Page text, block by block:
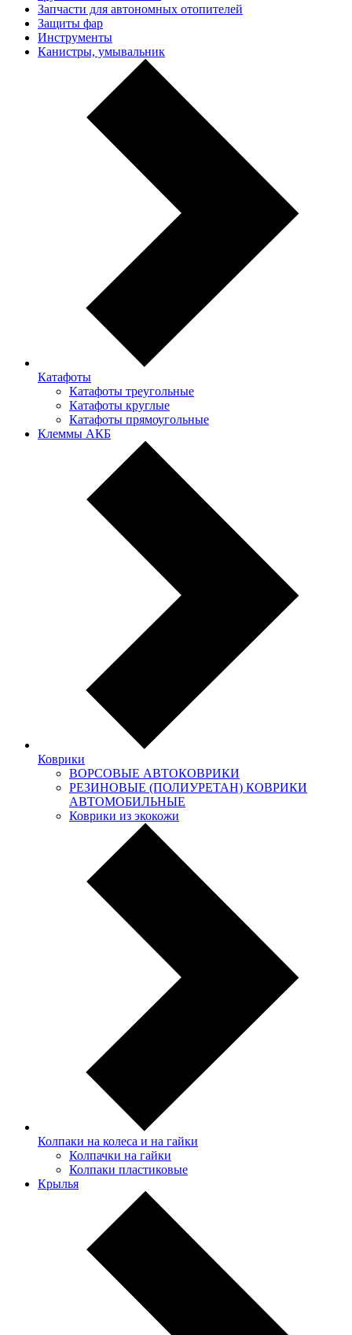
Запчасти для автономных отопителей
Защиты фар
Инструменты
Канистры, умывальник
Катафоты
Катафоты треугольные
Катафоты круглые
Катафоты прямоугольные
Клеммы АКБ
Коврики
ВОРСОВЫЕ АВТОКОВРИКИ
РЕЗИНОВЫЕ (ПОЛИУРЕТАН) КОВРИКИ
АВТОМОБИЛЬНЫЕ
Коврики из экокожи
Колпаки на колеса и на гайки
Колпачки на гайки
Колпаки пластиковые
Крылья